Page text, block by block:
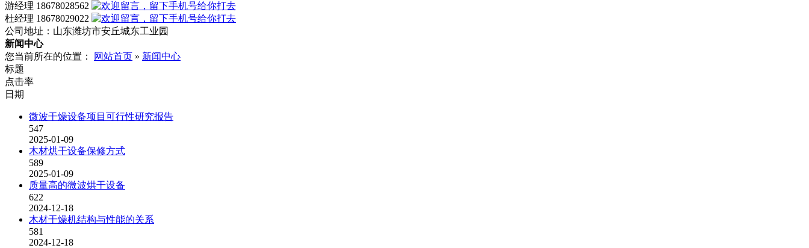
游经理 18678028562
杜经理 18678029022
公司地址： 山东潍坊市安丘城东工业园
新闻中心
您当前所在的位置：
网站首页 » 新闻中心
标题
点击率
日期
微波干燥设备项目可行性研究报告
547
2025-01-09
木材烘干设备保修方式
589
2025-01-09
质量高的微波烘干设备
622
2024-12-18
木材干燥机结构与性能的关系
581
2024-12-18